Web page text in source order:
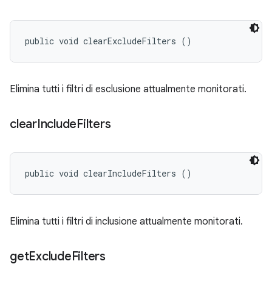
public void clearExcludeFilters ()
Elimina tutti i filtri di esclusione attualmente monitorati.
clearIncludeFilters
public void clearIncludeFilters ()
Elimina tutti i filtri di inclusione attualmente monitorati.
getExcludeFilters